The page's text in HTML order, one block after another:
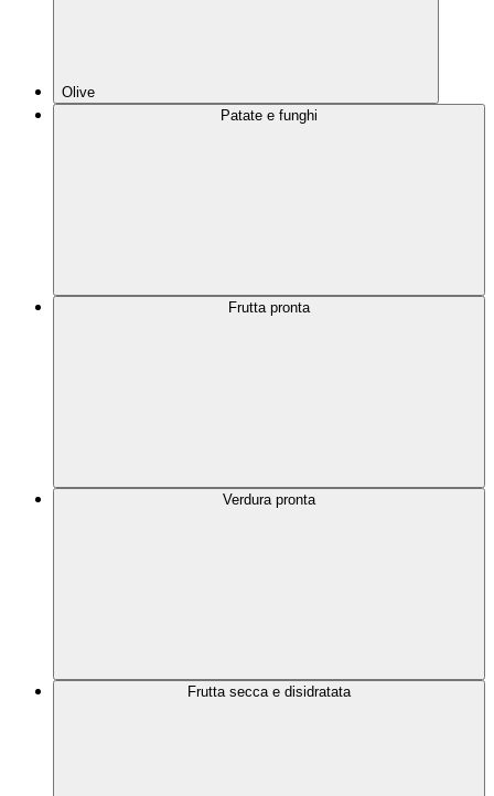
Olive
Patate e funghi
Frutta pronta
Verdura pronta
Frutta secca e disidratata